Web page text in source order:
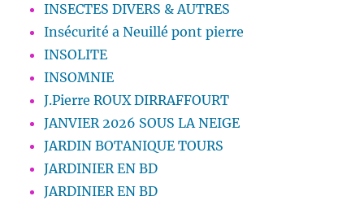
INSECTES DIVERS & AUTRES
Insécurité a Neuillé pont pierre
INSOLITE
INSOMNIE
J.Pierre ROUX DIRRAFFOURT
JANVIER 2026 SOUS LA NEIGE
JARDIN BOTANIQUE TOURS
JARDINIER EN BD
JARDINIER EN BD